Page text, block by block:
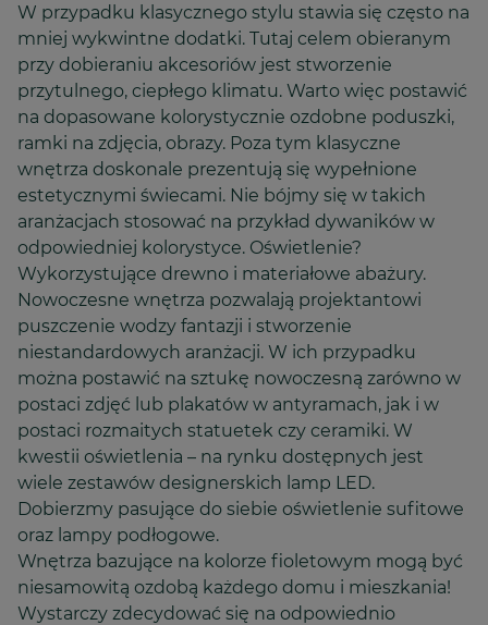
W przypadku klasycznego stylu stawia się często na
mniej wykwintne dodatki. Tutaj celem obieranym
przy dobieraniu akcesoriów jest stworzenie
przytulnego, ciepłego klimatu. Warto więc postawić
na dopasowane kolorystycznie ozdobne poduszki,
ramki na zdjęcia, obrazy. Poza tym klasyczne
wnętrza doskonale prezentują się wypełnione
estetycznymi świecami. Nie bójmy się w takich
aranżacjach stosować na przykład dywaników w
odpowiedniej kolorystyce. Oświetlenie?
Wykorzystujące drewno i materiałowe abażury.
Nowoczesne wnętrza pozwalają projektantowi
puszczenie wodzy fantazji i stworzenie
niestandardowych aranżacji. W ich przypadku
można postawić na sztukę nowoczesną zarówno w
postaci zdjęć lub plakatów w antyramach, jak i w
postaci rozmaitych statuetek czy ceramiki. W
kwestii oświetlenia – na rynku dostępnych jest
wiele zestawów designerskich lamp LED.
Dobierzmy pasujące do siebie oświetlenie sufitowe
oraz lampy podłogowe.
Wnętrza bazujące na kolorze fioletowym mogą być
niesamowitą ozdobą każdego domu i mieszkania!
Wystarczy zdecydować się na odpowiednio